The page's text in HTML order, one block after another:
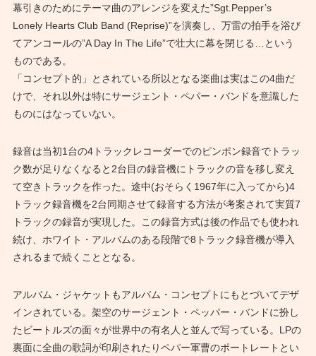
幕引きのためにテーマ曲のアレンジを変えた”Sgt.Pepper’s
Lonely Hearts Club Band (Reprise)”を演奏し、万雷の拍手を浴び
てアンコールの”A Day In The Life”で壮大に幕を閉じる…という
ものである。
「コンセプト的」とされている所以となる楽曲は実はこの4曲だ
けで、それ以外は特にサージェント・ペパー・バンドを意識した
ものにはなっていない。
録音は当初1台の4トラックレコーダーでのピンポン録音でトラッ
ク数が足りなくなると2台目の録音機にトラックの音を移し変え
て空きトラックを作った。途中(おそらく1967年に入ってから)4
トラック録音機を2台同期させて録音する方法が考案されて実質7
トラックの録音が実現した。この録音方式は後の作品でも使われ
続け、ホワイト・アルバムのある段階で8トラック録音機が導入
されるまで続くこととなる。
アルバム・ジャケットもアルバム・コンセプトにもとづいてデザ
インされている。架空のサージェント・ペッパー・バンドに扮し
たビートルズの面々が世界中の有名人と並んで写っている。LPの
裏面に全曲の歌詞が印刷されたりペパー軍曹のポートレートとい